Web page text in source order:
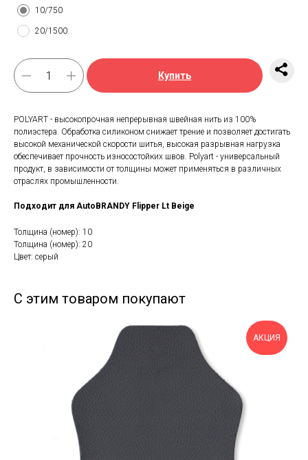
10/750
20/1500
Купить
POLYART - высокопрочная непрерывная швейная нить из 100%
полиэстера. Обработка силиконом снижает трение и позволяет достигать
высокой механической скорости шитья, высокая разрывная нагрузка
обеспечивает прочность износостойких швов. Polyart - универсальный
продукт, в зависимости от толщины может применяться в различных
отраслях промышленности.
Подходит для AutoBRANDY Flipper Lt Beige
Толщина (номер): 10
Толщина (номер): 20
Цвет: серый
С этим товаром покупают
АКЦИЯ